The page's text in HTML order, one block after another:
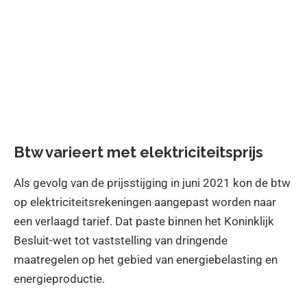
Btw varieert met elektriciteitsprijs
Als gevolg van de prijsstijging in juni 2021 kon de btw
op elektriciteitsrekeningen aangepast worden naar
een verlaagd tarief. Dat paste binnen het Koninklijk
Besluit-wet tot vaststelling van dringende
maatregelen op het gebied van energiebelasting en
energieproductie.